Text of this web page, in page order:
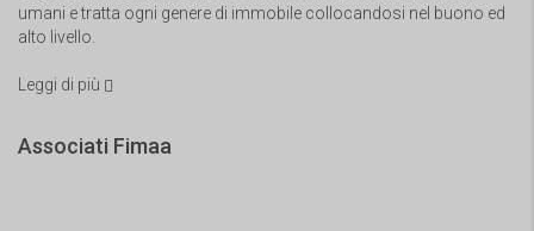
umani e tratta ogni genere di immobile collocandosi nel buono ed
alto livello.
Leggi di più
Associati Fimaa